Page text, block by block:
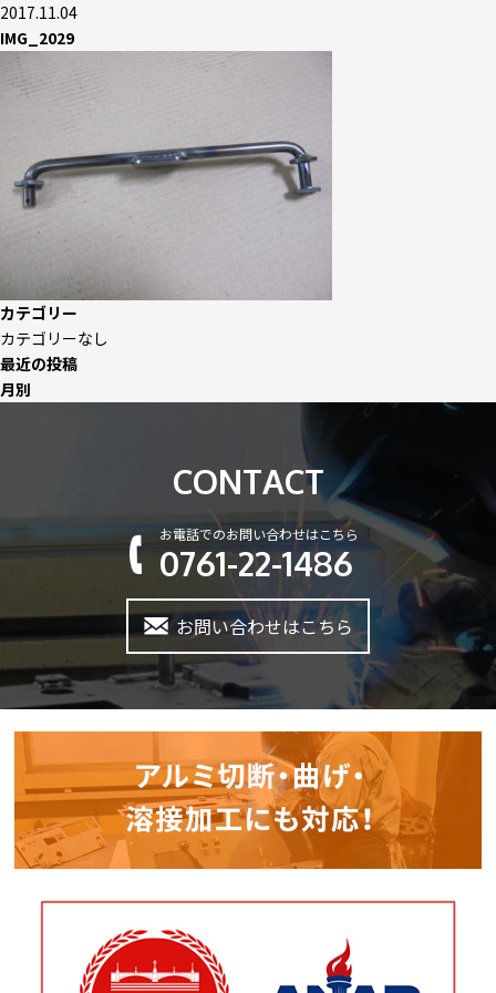
2017.11.04
IMG_2029
カテゴリー
カテゴリーなし
最近の投稿
月別
CONTACT
お電話でのお問い合わせはこちら
0761-22-1486
お問い合わせはこちら